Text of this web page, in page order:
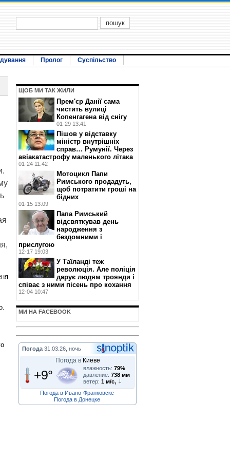
Пролог Суспільство
ЩОБ МИ ТАК ЖИЛИ
Прем'єр Данії сама
чистить вулиці
Копенгагена від снігу
01-29 13:41
Пішов у відставку
міністр внутрішніх
справ… Румунії. Через
авіакатастрофу маленького літака
01-24 11:42
Мотоцикл Папи
Римського продадуть,
щоб потратити гроші на
бідних
01-15 13:09
Папа Римський
відсвяткував день
народження з
бездомними і
прислугою
12-17 19:03
У Таїланді теж
революція. Але поліція
дарує людям троянди і
співає з ними пісень про кохання
12-04 10:47
МИ НА FACEBOOK
Погода 31.03.26, ночь
Погода в Киеве
+9° влажность: 79%
давление: 738 мм
ветер: 1 м/с,
Погода в Ивано-Франковске
Погода в Донецке